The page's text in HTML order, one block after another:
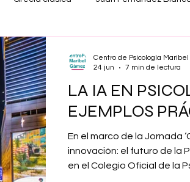
Discapacidad
Comunicación Hijos Separación
cuentos infantiles Historia de la locura
LA IA EN
EJEMPLOS
En el marco de la Jornada
innovación: el futuro de la
en el Colegio Oficial de la
Centro de Psicología
24 jun
7 min de lectura